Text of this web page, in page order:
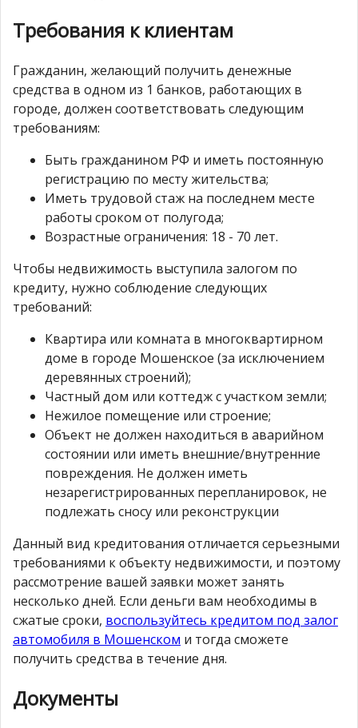
Требования к клиентам
Гражданин, желающий получить денежные
средства в одном из 1 банков, работающих в
городе, должен соответствовать следующим
требованиям:
Быть гражданином РФ и иметь постоянную
регистрацию по месту жительства;
Иметь трудовой стаж на последнем месте
работы сроком от полугода;
Возрастные ограничения: 18 - 70 лет.
Чтобы недвижимость выступила залогом по
кредиту, нужно соблюдение следующих
требований:
Квартира или комната в многоквартирном
доме в городе Мошенское (за исключением
деревянных строений);
Частный дом или коттедж с участком земли;
Нежилое помещение или строение;
Объект не должен находиться в аварийном
состоянии или иметь внешние/внутренние
повреждения. Не должен иметь
незарегистрированных перепланировок, не
подлежать сносу или реконструкции
Данный вид кредитования отличается серьезными
требованиями к объекту недвижимости, и поэтому
рассмотрение вашей заявки может занять
несколько дней. Если деньги вам необходимы в
сжатые сроки, воспользуйтесь кредитом под залог
автомобиля в Мошенском и тогда сможете
получить средства в течение дня.
Документы